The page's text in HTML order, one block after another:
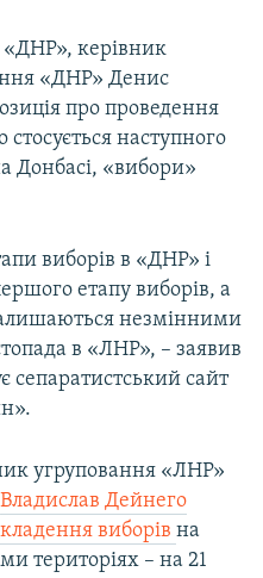
керівник
«ДНР» Денис
про проведення
стосується наступного
Донбасі, «вибори»
виборів в «ДНР» і
етапу виборів, а
незмінними
в «ЛНР», – заявив
сепаратистський сайт
угруповання «ЛНР»
Владислав Дейнего
виборів на
територіях – на 21